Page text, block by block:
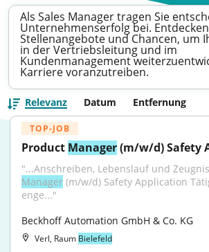
Als Sales Manager tragen Sie
Unternehmenserfolg bei.
Stellenangebote und Chancen, um
in der Vertriebsleitung und im
Kundenmanagement
Karriere voranzutreiben.
Relevanz Datum Entfernung
TOP-JOB
Product Manager (m/w/d) Safety
Manager (m/w/d) Safety Application
enge..."
Beckhoff Automation GmbH & Co. KG
Verl, Raum Bielefeld